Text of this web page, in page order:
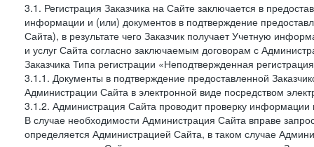
3.1. Регистрация Заказчика на Сайте заключается в
информации и (или) документов в подтверждение
Сайта), в результате чего Заказчик получает Учетную
и услуг Сайта согласно заключаемым договорам с
Заказчика Типа регистрации «Неподтвержденная
3.1.1. Документы в подтверждение предоставленной
Администрации Сайта в электронной виде посредством
3.1.2. Администрация Сайта проводит проверку информации
В случае необходимости Администрация Сайта вправе
определяется Администрацией Сайта, в таком случае